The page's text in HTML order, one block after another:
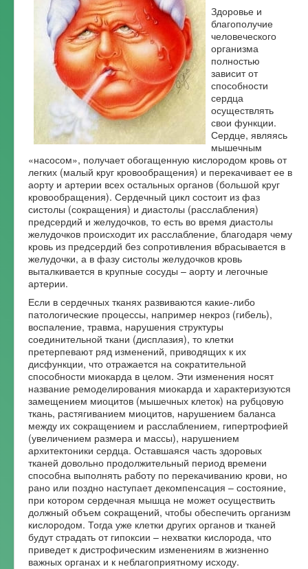
Форум
Здоровье и
благополучие
человеческого
организма
полностью
зависит от
способности
сердца
осуществлять
свои функции.
Сердце, являясь
мышечным
«насосом», получает обогащенную кислородом кровь от
легких (малый круг кровообращения) и перекачивает ее в
аорту и артерии всех остальных органов (большой круг
кровообращения). Сердечный цикл состоит из фаз
систолы (сокращения) и диастолы (расслабления)
предсердий и желудочков, то есть во время диастолы
желудочков происходит их расслабление, благодаря чему
кровь из предсердий без сопротивления вбрасывается в
желудочки, а в фазу систолы желудочков кровь
выталкивается в крупные сосуды – аорту и легочные
артерии.
Если в сердечных тканях развиваются какие-либо
патологические процессы, например некроз (гибель),
воспаление, травма, нарушения структуры
соединительной ткани (дисплазия), то клетки
претерпевают ряд изменений, приводящих к их
дисфункции, что отражается на сократительной
способности миокарда в целом. Эти изменения носят
название ремоделирования миокарда и характеризуются
замещением миоцитов (мышечных клеток) на рубцовую
ткань, растягиванием миоцитов, нарушением баланса
между их сокращением и расслаблением, гипертрофией
(увеличением размера и массы), нарушением
архитектоники сердца. Оставшаяся часть здоровых
тканей довольно продолжительный период времени
способна выполнять работу по перекачиванию крови, но
рано или поздно наступает декомпенсация – состояние,
при котором сердечная мышца не может осуществить
должный объем сокращений, чтобы обеспечить организм
кислородом. Тогда уже клетки других органов и тканей
будут страдать от гипоксии – нехватки кислорода, что
приведет к дистрофическим изменениям в жизненно
важных органах и к неблагоприятному исходу.